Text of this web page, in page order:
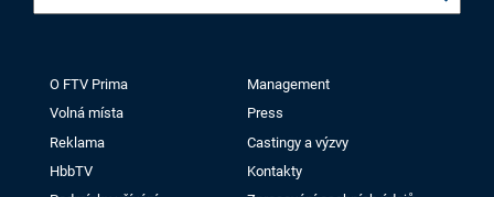
O FTV Prima
Management
Volná místa
Press
Reklama
Castingy a výzvy
HbbTV
Kontakty